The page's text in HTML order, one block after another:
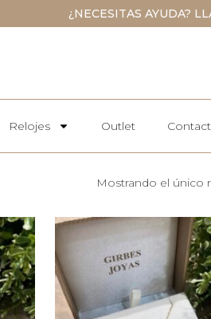
¿NECESITAS AYUDA?
Relojes Outlet
Mostrando el único